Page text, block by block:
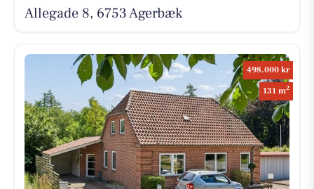
Allegade 8, 6753 Agerbæk
498.000 kr
131 m2